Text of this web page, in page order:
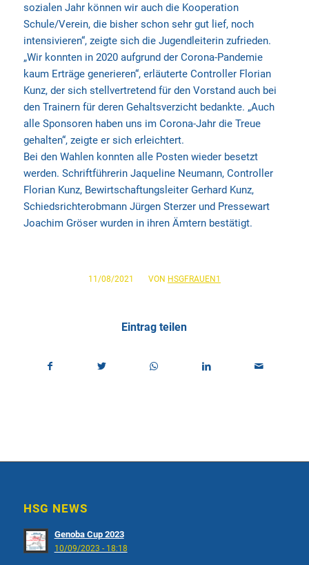
sozialen Jahr können wir auch die Kooperation
Schule/Verein, die bisher schon sehr gut lief, noch
intensivieren“, zeigte sich die Jugendleiterin zufrieden.
„Wir konnten in 2020 aufgrund der Corona-Pandemie
kaum Erträge generieren“, erläuterte Controller Florian
Kunz, der sich stellvertretend für den Vorstand auch bei
den Trainern für deren Gehaltsverzicht bedankte. „Auch
alle Sponsoren haben uns im Corona-Jahr die Treue
gehalten“, zeigte er sich erleichtert.
Bei den Wahlen konnten alle Posten wieder besetzt
werden. Schriftführerin Jaqueline Neumann, Controller
Florian Kunz, Bewirtschaftungsleiter Gerhard Kunz,
Schiedsrichterobmann Jürgen Sterzer und Pressewart
Joachim Gröser wurden in ihren Ämtern bestätigt.
11/08/2021
/ VON HSGFRAUEN1
Eintrag teilen
HSG NEWS
Genoba Cup 2023
10/09/2023 - 18:18